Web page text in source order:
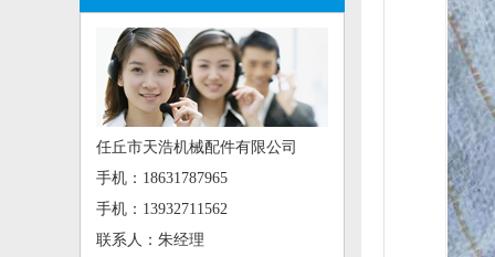
任丘市天浩机械配件有限公司
手机：18631787965
手机：13932711562
联系人：朱经理